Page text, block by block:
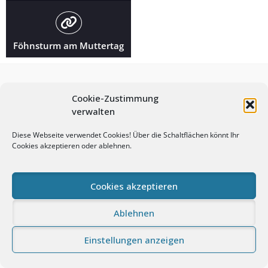
Cookie-Zustimmung
verwalten
Diese Webseite verwendet Cookies! Über die Schaltflächen könnt Ihr
Cookies akzeptieren oder ablehnen.
Cookies akzeptieren
Ablehnen
Einstellungen anzeigen
Föhnsturm am Muttertag
© Andreas Prasch Fotografie. All rights reserved.
Datenschutz
Cookie-Richtlinie (EU)
Proudly powered by WordPress |Photo Perfect byWEN
Themes